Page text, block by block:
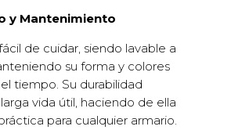
y Mantenimiento
de cuidar, siendo lavable a
su forma y colores
tiempo. Su durabilidad
vida útil, haciendo de ella
para cualquier armario.